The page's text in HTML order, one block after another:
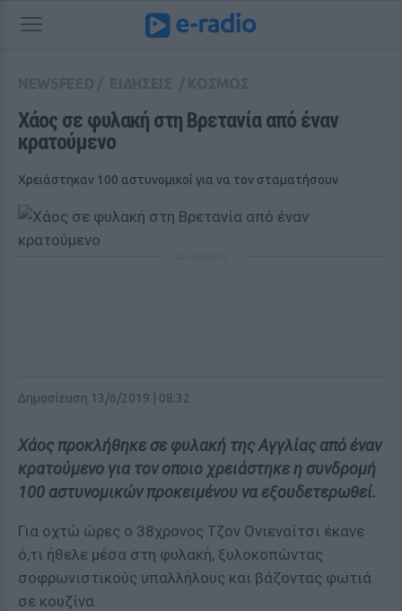
Χάος σε φυλακή στη Βρετανία από έναν
κρατούμενο
Χρειάστηκαν 100 αστυνομικοί για να τον σταματήσουν
Δημοσίευση 13/6/2019 | 08:32
Χάος προκλήθηκε σε φυλακή της Αγγλίας από έναν
κρατούμενο για τον οποιο χρειάστηκε η συνδρομή
100 αστυνομικών προκειμένου να εξουδετερωθεί.
Για οχτώ ώρες ο 38χρονος Τζον Ονιεναίτσι έκανε
ό,τι ήθελε μέσα στη φυλακή, ξυλοκοπώντας
σοφρωνιστικούς υπαλλήλους και βάζοντας φωτιά
σε κουζίνα.